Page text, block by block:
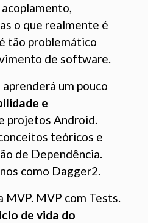
o que realmente é
tão problemático
de software.
um pouco
e
projetos Android.
teóricos e
de Dependência.
como Dagger2.
MVP. MVP com Tests.
de vida do